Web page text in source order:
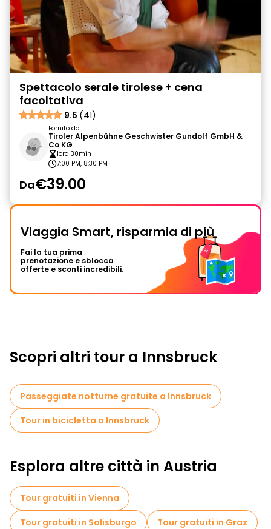
Spettacolo serale tirolese + cena
facoltativa
9.5 (41)
Fornito da
Tiroler Alpenbühne Geschwister Gundolf GmbH &
Co KG
1ora 30min
7:00 PM, 8:30 PM
Da€39.00
Viaggia Smart, risparmia di più
Fai la tua prima
prenotazione e sblocca
offerte e sconti incredibili.
Scopri altri tour a Innsbruck
Passeggiate notturne gratuite a Innsbruck
Tour in bicicletta a Innsbruck
Esplora altre città in Austria
Tour gratuiti in Vienna
Tour gratuiti in Salisburgo
Tour gratuiti in Graz